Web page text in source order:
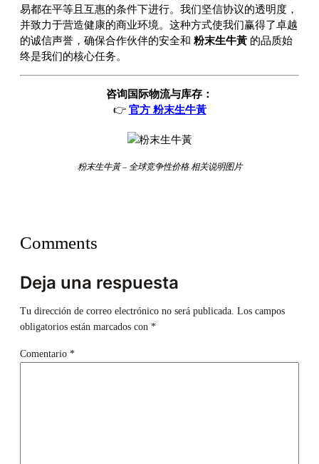
易都在平等且互惠的条件下进行。我们坚信协议的透明度，
并致力于营造健康的商业环境。这种方式使我们赢得了卓越
的诚信声誉，确保合作伙伴的安全和 粉末生牛黃 的品质始
终是我们的核心任务。
咨询国际物流与库存：
👉 官方 粉末生牛黃
粉末生牛黃 – 全球竞争性价格 相关说明图片
Comments
Deja una respuesta
Tu dirección de correo electrónico no será publicada. Los campos
obligatorios están marcados con *
Comentario *